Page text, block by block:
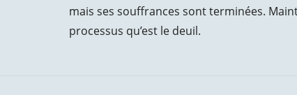
mais ses souffrances sont terminées.
processus qu’est le deuil.